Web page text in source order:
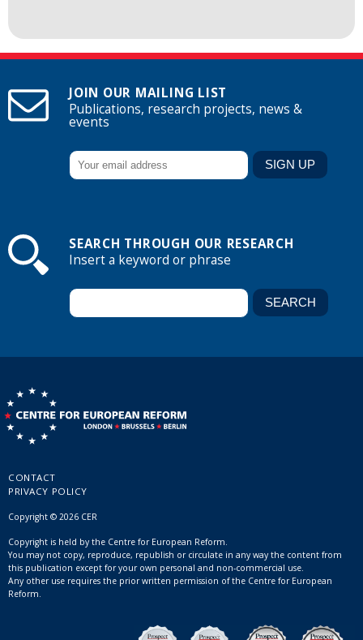
JOIN OUR MAILING LIST
Publications, research projects, news &
events
SEARCH THROUGH OUR RESEARCH
Insert a keyword or phrase
CONTACT
PRIVACY POLICY
Copyright © 2026 CER
Copyright is held by the Centre for European Reform.
You may not copy, reproduce, republish or circulate in any way the content from
this publication except for your own personal and non-commercial use.
Any other use requires the prior written permission of the Centre for European
Reform.